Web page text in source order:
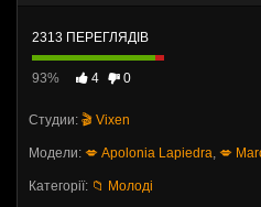
2313 ПЕРЕГЛЯДІВ
93% 4 0
Студии: 🎬 Vixen
Модели: 💋 Apolonia Lapiedra, 💋
Категорії: 📁 Молоді